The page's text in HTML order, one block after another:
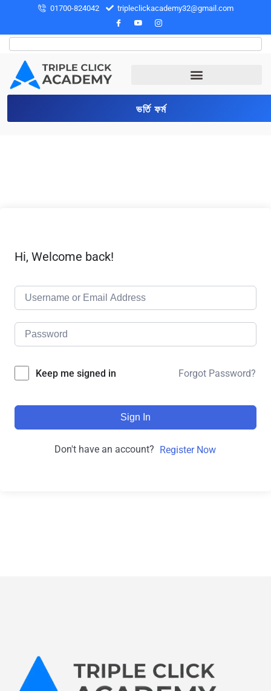
01700-824042 tripleclickacademy32@gmail.com
ভর্তি ফর্ম
Hi, Welcome back!
Keep me signed in Forgot Password?
Sign In
Don't have an account? Register Now